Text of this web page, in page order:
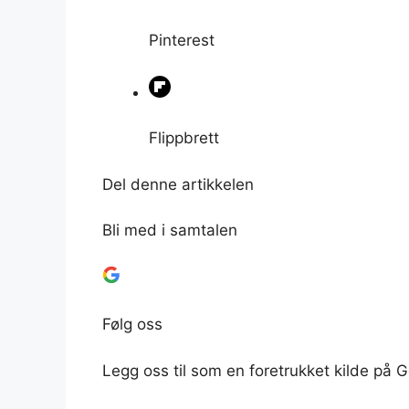
Pinterest
Flippbrett
Del denne artikkelen
Bli med i samtalen
Følg oss
Legg oss til som en foretrukket kilde på